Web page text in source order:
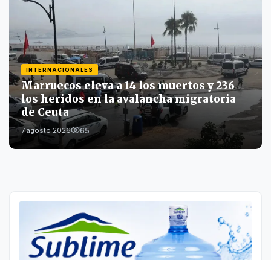
INTERNACIONALES
Marruecos eleva a 14 los muertos y 236
los heridos en la avalancha migratoria
de Ceuta
7 agosto 2026 65